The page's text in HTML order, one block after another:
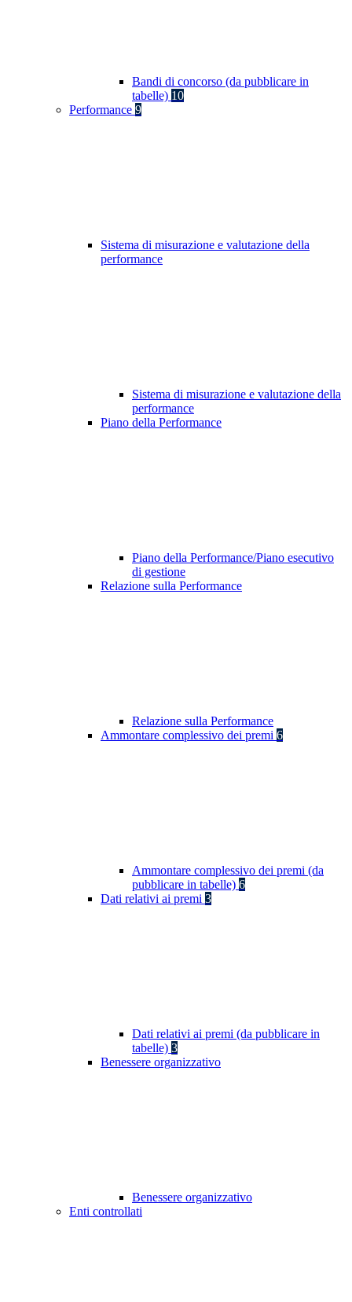
Bandi di concorso (da pubblicare in
tabelle) 10
Performance 9
Sistema di misurazione e valutazione della
performance
Sistema di misurazione e valutazione della
performance
Piano della Performance
Piano della Performance/Piano esecutivo
di gestione
Relazione sulla Performance
Relazione sulla Performance
Ammontare complessivo dei premi 6
Ammontare complessivo dei premi (da
pubblicare in tabelle) 6
Dati relativi ai premi 3
Dati relativi ai premi (da pubblicare in
tabelle) 3
Benessere organizzativo
Benessere organizzativo
Enti controllati